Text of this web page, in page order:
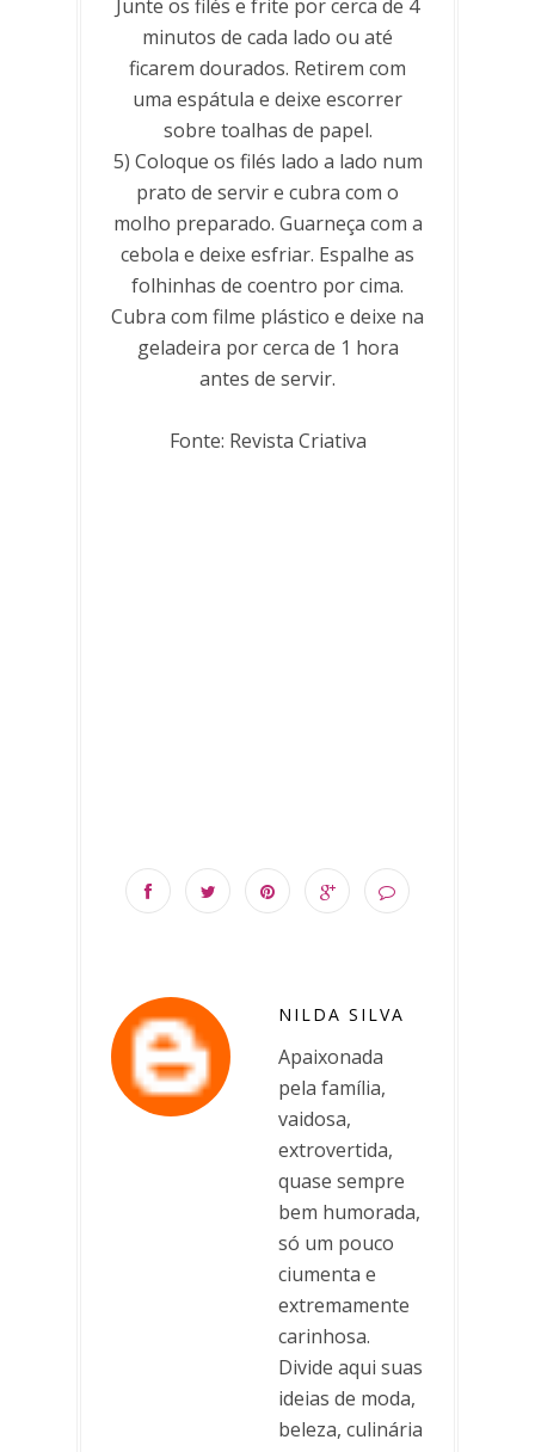
Junte os filés e frite por cerca de 4
minutos de cada lado ou até
ficarem dourados. Retirem com
uma espátula e deixe escorrer
sobre toalhas de papel.
5) Coloque os filés lado a lado num
prato de servir e cubra com o
molho preparado. Guarneça com a
cebola e deixe esfriar. Espalhe as
folhinhas de coentro por cima.
Cubra com filme plástico e deixe na
geladeira por cerca de 1 hora
antes de servir.
Fonte: Revista Criativa
NILDA SILVA
Apaixonada
pela família,
vaidosa,
extrovertida,
quase sempre
bem humorada,
só um pouco
ciumenta e
extremamente
carinhosa.
Divide aqui suas
ideias de moda,
beleza, culinária